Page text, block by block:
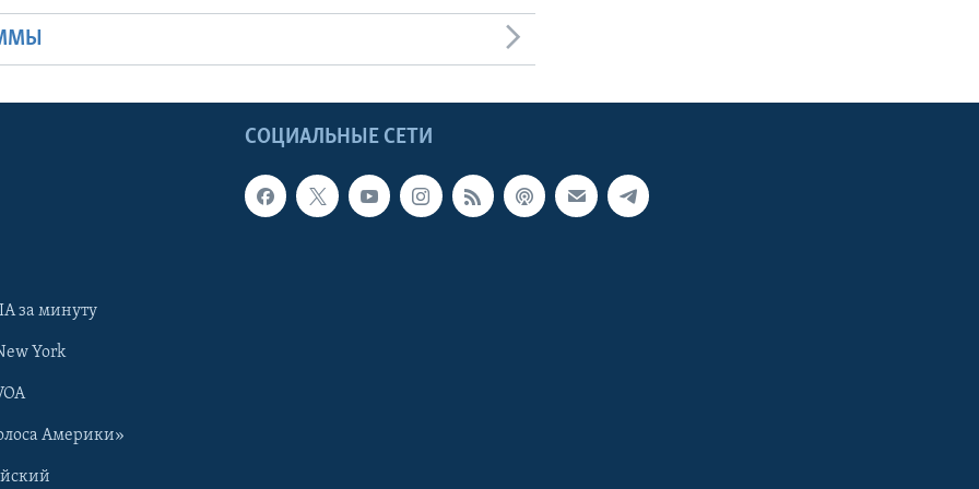
СОЦИАЛЬНЫЕ СЕТИ
за минуту
York
Америки»